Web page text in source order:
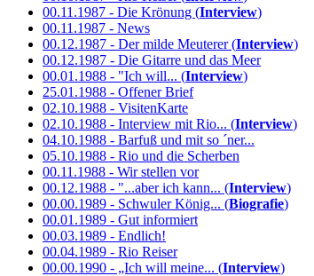
00.11.1987 - Die Krönung (Interview)
00.11.1987 - News
00.12.1987 - Der milde Meuterer (Interview)
00.12.1987 - Die Gitarre und das Meer
00.01.1988 - "Ich will... (Interview)
25.01.1988 - Offener Brief
02.10.1988 - VisitenKarte
02.10.1988 - Interview mit Rio... (Interview)
04.10.1988 - Barfuß und mit so ´ner...
05.10.1988 - Rio und die Scherben
00.11.1988 - Wir stellen vor
00.12.1988 - "...aber ich kann... (Interview)
00.00.1989 - Schwuler König... (Biografie)
00.01.1989 - Gut informiert
00.03.1989 - Endlich!
00.04.1989 - Rio Reiser
00.00.1990 - „Ich will meine... (Interview)